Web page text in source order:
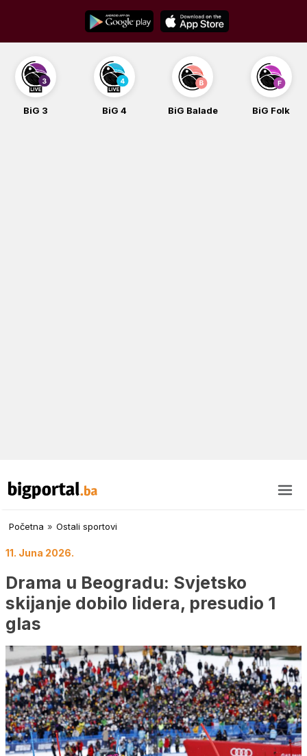
content
BiG 3 BiG 4 BiG Balade BiG Folk
Početna » Ostali sportovi
11. Juna 2026.
Drama u Beogradu: Svjetsko
skijanje dobilo lidera, presudio 1
glas